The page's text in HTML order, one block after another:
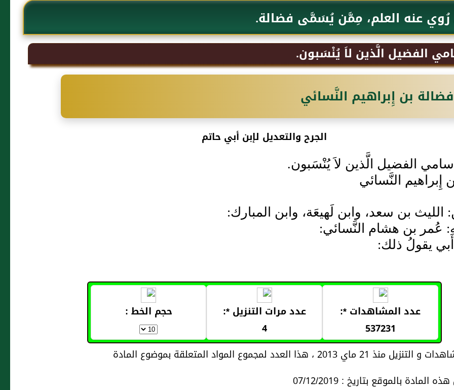
عنه العلم، مِمَّن يُسَمَّى فضالة.
الفضيل الَّذين لاَ يُنْسَبون.
فضالة بن إِبراهيم النَّسائي
الجرح والتعديل لإبن أبي حاتم
الفضيل الَّذين لاَ يُنْسَبون.
إِبراهيم النَّسائي
بن سعد، وابن لَهيعَة، وابن المبارك:
عُمر بن هشام النَّسائي:
يقولُ ذلك:
عدد المشاهدات *:
537231
عدد مرات التنزيل *:
4
حجم الخط :
2013 ، هذا العدد لمجموع المواد المتعلقة بموضوع المادة
بالموقع بتاريخ : 07/12/2019